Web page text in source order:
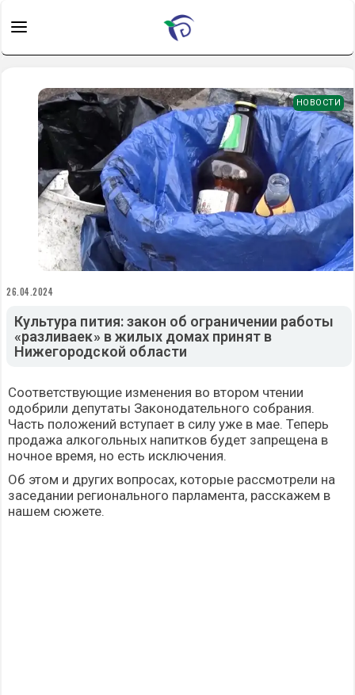
НОВОСТИ
26.04.2024
Культура пития: закон об ограничении работы
«разливаек» в жилых домах принят в
Нижегородской области
Соответствующие изменения во втором чтении
одобрили депутаты Законодательного собрания.
Часть положений вступает в силу уже в мае. Теперь
продажа алкогольных напитков будет запрещена в
ночное время, но есть исключения.
Об этом и других вопросах, которые рассмотрели на
заседании регионального парламента, расскажем в
нашем сюжете.